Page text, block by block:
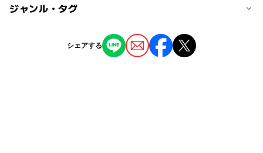
駐車場あり ー
ー 託児所
ジャンル・タグ
シェアする